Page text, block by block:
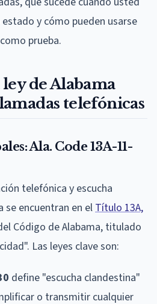
y cómo pueden usarse
prueba.
de Alabama
telefónicas
Ala. Code 13A-11-
telefónica y escucha
se encuentran en el Título 13A,
Código de Alabama, titulado
Las leyes clave son:
define "escucha clandestina"
o transmitir cualquier